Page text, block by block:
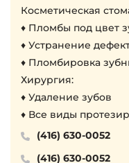
Косметическая
♦ Пломбы под цвет
♦ Устранение
♦ Пломбировка
Хирургия:
♦ Удаление зубов
♦ Все виды
♦ Коронки / Мосты /
(416) 630-0052
(416) 630-0052